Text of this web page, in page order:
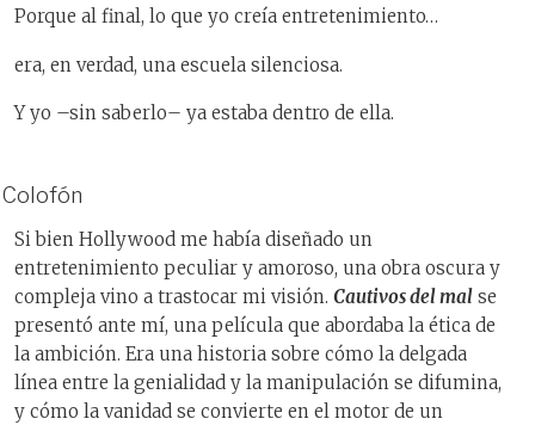
Porque al final, lo que yo creía entretenimiento…
era, en verdad, una escuela silenciosa.
Y yo –sin saberlo– ya estaba dentro de ella.
Colofón
Si bien Hollywood me había diseñado un
entretenimiento peculiar y amoroso, una obra oscura y
compleja vino a trastocar mi visión. Cautivos del mal se
presentó ante mí, una película que abordaba la ética de
la ambición. Era una historia sobre cómo la delgada
línea entre la genialidad y la manipulación se difumina,
y cómo la vanidad se convierte en el motor de un